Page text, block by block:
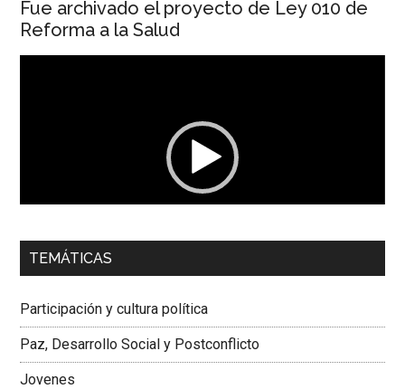
Fue archivado el proyecto de Ley 010 de
Reforma a la Salud
00:00 01:04
Dra. Carolina Corcho Mejía,Presidenta Corporación
Colombiana
TEMÁTICAS
Participación y cultura política
Paz, Desarrollo Social y Postconflicto
Jovenes